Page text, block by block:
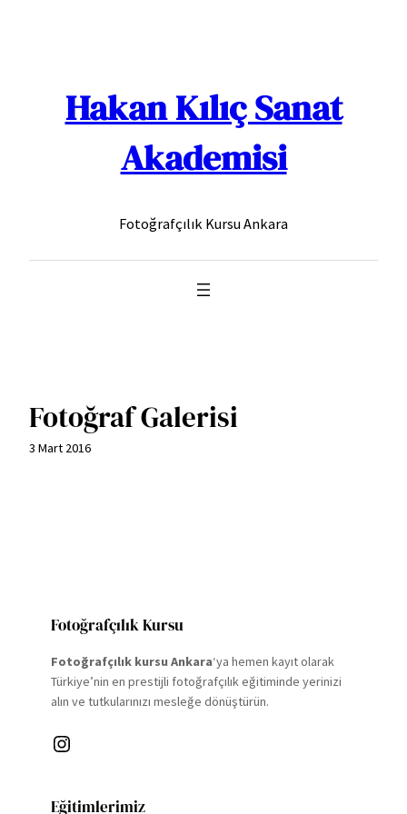
Hakan Kılıç Sanat
Akademisi
Fotoğrafçılık Kursu Ankara
Fotoğraf Galerisi
3 Mart 2016
Fotoğrafçılık Kursu
Fotoğrafçılık kursu Ankara‘ya hemen kayıt olarak
Türkiye’nin en prestijli fotoğrafçılık eğitiminde yerinizi
alın ve tutkularınızı mesleğe dönüştürün.
Instagram
Eğitimlerimiz